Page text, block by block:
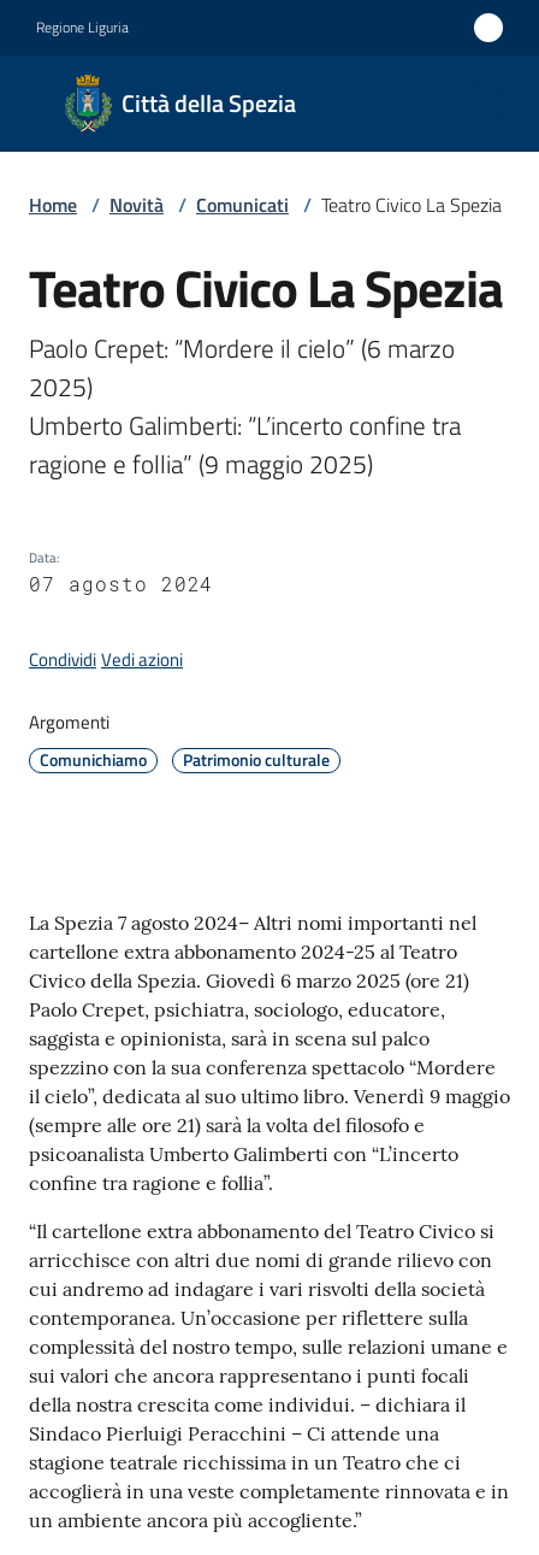
Regione Liguria
Città della Spezia
Città
della
Medaglia
d'oro al
Merito
Civile
Medaglia
d'argento
al Valor
Menu selezionato
Servizi
C
e
r
t
i
f
i
c
a
t
i
A
n
a
g
r
a
f
Home / Novità / Comunicati / Teatro Civico La Spezia
Salta al contenuto
Teatro Civico La Spezia
Paolo Crepet: “Mordere il cielo” (6 marzo
2025)
Umberto Galimberti: “L’incerto confine tra
Data:
07 agosto 2024
CondividiVedi azioni
Argomenti
Comunichiamo Patrimonio culturale
Contenuto
La Spezia 7 agosto 2024– Altri nomi importanti nel
cartellone extra abbonamento 2024-25 al Teatro
Civico della Spezia. Giovedì 6 marzo 2025 (ore 21)
Paolo Crepet, psichiatra, sociologo, educatore,
saggista e opinionista, sarà in scena sul palco
spezzino con la sua conferenza spettacolo “Mordere
il cielo”, dedicata al suo ultimo libro. Venerdì 9 maggio
(sempre alle ore 21) sarà la volta del filosofo e
psicoanalista Umberto Galimberti con “L’incerto
confine tra ragione e follia”.
“Il cartellone extra abbonamento del Teatro Civico si
arricchisce con altri due nomi di grande rilievo con
cui andremo ad indagare i vari risvolti della società
contemporanea. Un’occasione per riflettere sulla
complessità del nostro tempo, sulle relazioni umane e
sui valori che ancora rappresentano i punti focali
della nostra crescita come individui. – dichiara il
Sindaco Pierluigi Peracchini – Ci attende una
stagione teatrale ricchissima in un Teatro che ci
accoglierà in una veste completamente rinnovata e in
un ambiente ancora più accogliente.”